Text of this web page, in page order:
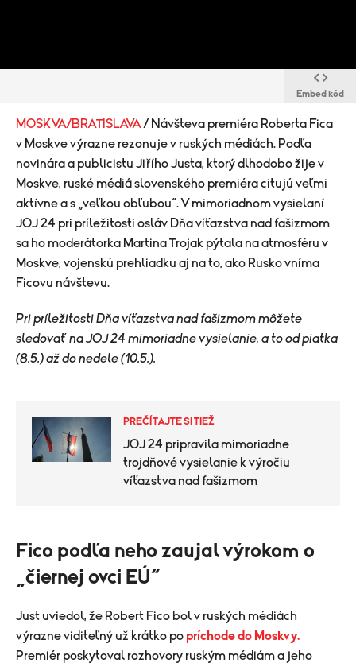
Embed kód
MOSKVA/BRATISLAVA / Návšteva premiéra Roberta Fica
v Moskve výrazne rezonuje v ruských médiách. Podľa
novinára a publicistu Jiřího Justa, ktorý dlhodobo žije v
Moskve, ruské médiá slovenského premiéra citujú veľmi
aktívne a s „veľkou obľubou“. V mimoriadnom vysielaní
JOJ 24 pri príležitosti osláv Dňa víťazstva nad fašizmom
sa ho moderátorka Martina Trojak pýtala na atmosféru v
Moskve, vojenskú prehliadku aj na to, ako Rusko vníma
Ficovu návštevu.
Pri príležitosti Dňa víťazstva nad fašizmom môžete
sledovať na JOJ 24 mimoriadne vysielanie, a to od piatka
(8.5.) až do nedele (10.5.).
PREČÍTAJTE SI TIEŽ
JOJ 24 pripravila mimoriadne
trojdňové vysielanie k výročiu
víťazstva nad fašizmom
Fico podľa neho zaujal výrokom o
„čiernej ovci EÚ“
Just uviedol, že Robert Fico bol v ruských médiách
výrazne viditeľný už krátko po príchode do Moskvy.
Premiér poskytoval rozhovory ruským médiám a jeho